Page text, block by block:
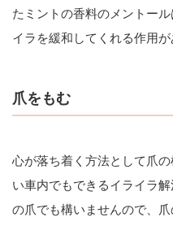
たミントの香料のメントー
イラを緩和してくれる作用が
爪をもむ
心が落ち着く方法として爪
い車内でもできるイライラ
の爪でも構いませんので、